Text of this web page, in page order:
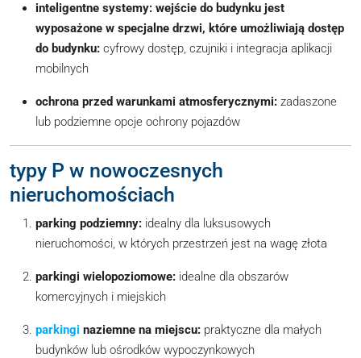
inteligentne systemy: wejście do budynku jest
wyposażone w specjalne drzwi, które umożliwiają dostęp
do budynku: cyfrowy dostęp, czujniki i integracja aplikacji
mobilnych
ochrona przed warunkami atmosferycznymi: zadaszone
lub podziemne opcje ochrony pojazdów
typy P w nowoczesnych
nieruchomościach
parking podziemny: idealny dla luksusowych
nieruchomości, w których przestrzeń jest na wagę złota
parkingi wielopoziomowe: idealne dla obszarów
komercyjnych i miejskich
parkingi naziemne na miejscu: praktyczne dla małych
budynków lub ośrodków wypoczynkowych